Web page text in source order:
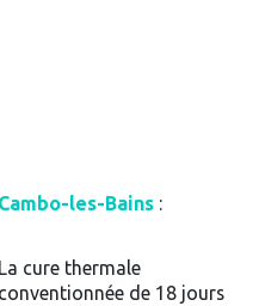
Cambo-les-Bains:
La cure thermale
conventionnée de 18 jours